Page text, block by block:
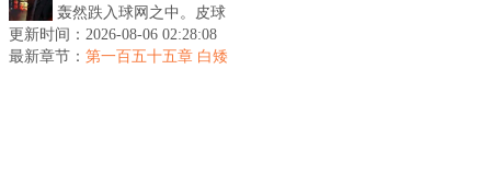
轰然跌入球网之中。皮球
在雪白的网窝里剧烈旋
转，带起一片令人窒息的
更新时间：2026-08-06 02:28:08
最新章节： 第一百五十五章 白矮